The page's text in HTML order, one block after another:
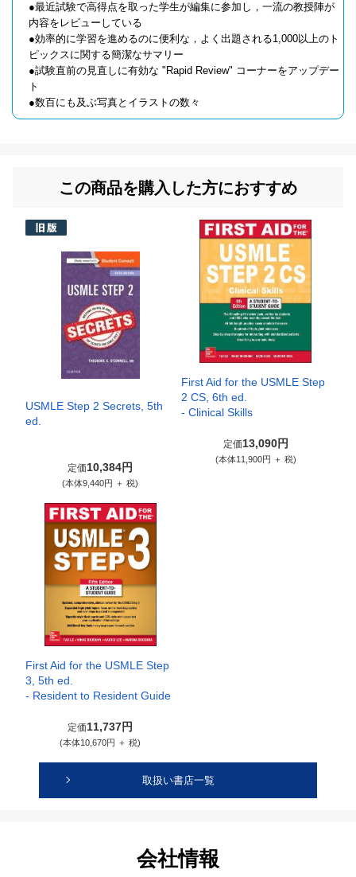
●最近試験で高得点を取った学生が編集に参加し，一流の教授陣が
内容をレビューしている
●効率的に学習を進めるのに便利な，よく出題される1,000以上のト
ピックスに関する簡潔なサマリー
●試験直前の見直しに有効な "Rapid Review" コーナーをアップデー
ト
●数百にも及ぶ写真とイラストの数々
この商品を購入した方におすすめ
USMLE Step 2 Secrets, 5th
ed.
定価10,384円
(本体9,440円 ＋ 税)
First Aid for the USMLE Step
2 CS, 6th ed.
- Clinical Skills
定価13,090円
(本体11,900円 ＋ 税)
First Aid for the USMLE Step
3, 5th ed.
- Resident to Resident Guide
定価11,737円
(本体10,670円 ＋ 税)
取扱い書店一覧
会社情報